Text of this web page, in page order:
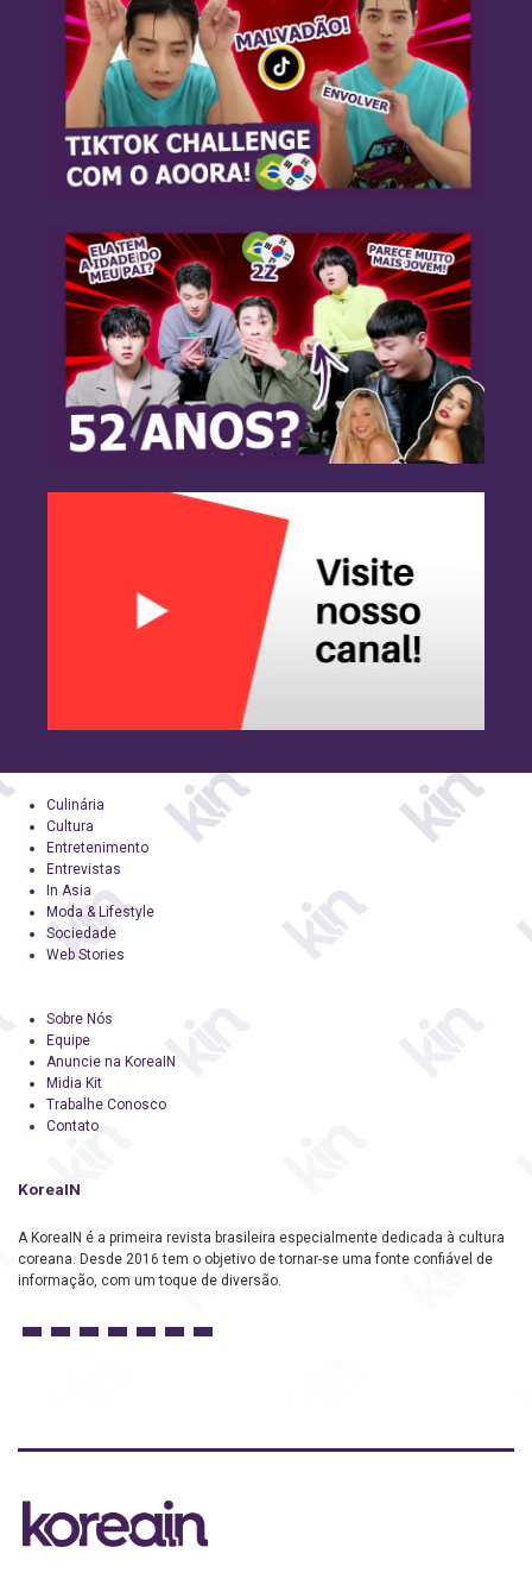
Culinária
Cultura
Entretenimento
Entrevistas
In Asia
Moda & Lifestyle
Sociedade
Web Stories
Sobre Nós
Equipe
Anuncie na KoreaIN
Midia Kit
Trabalhe Conosco
Contato
KoreaIN
A KoreaIN é a primeira revista brasileira especialmente dedicada à cultura
coreana. Desde 2016 tem o objetivo de tornar-se uma fonte confiável de
informação, com um toque de diversão.